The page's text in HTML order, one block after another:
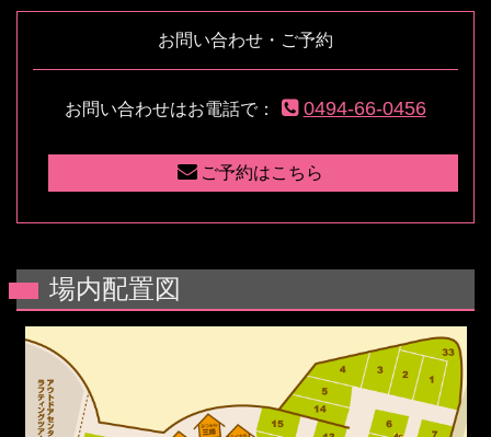
お問い合わせ・ご予約
お問い合わせはお電話で： 0494-66-0456
ご予約はこちら
場内配置図